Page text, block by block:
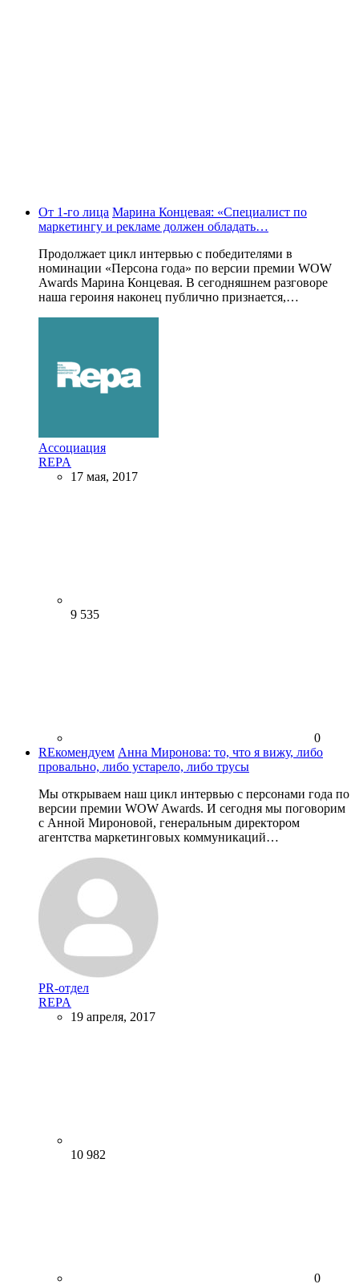
От 1-го лица Марина Концевая: «Специалист по
маркетингу и рекламе должен обладать…
Продолжает цикл интервью с победителями в
номинации «Персона года» по версии премии WOW
Awards Марина Концевая. В сегодняшнем разговоре
наша героиня наконец публично признается,…
Ассоциация
REPA
17 мая, 2017
9 535
0
REкомендуем Анна Миронова: то, что я вижу, либо
провально, либо устарело, либо трусы
Мы открываем наш цикл интервью с персонами года по
версии премии WOW Awards. И сегодня мы поговорим
с Анной Мироновой, генеральным директором
агентства маркетинговых коммуникаций…
PR-отдел
REPA
19 апреля, 2017
10 982
0